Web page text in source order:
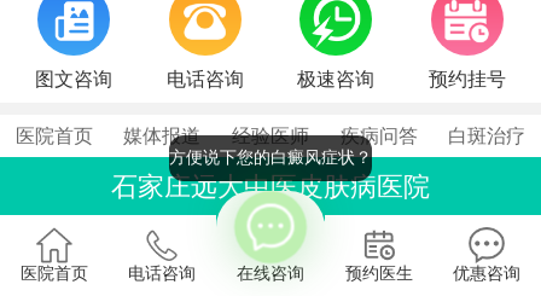
图文咨询 电话咨询 极速咨询 预约挂号
医院首页 媒体报道 经验医师 疾病问答 白斑治疗
石家庄远大中医皮肤病医院
联系电话：0311-86990555
石家庄桥西区裕华东路7号
医院首页 电话咨询 在线咨询
方便说下您的白癜风症状？
预约医生 优惠咨询